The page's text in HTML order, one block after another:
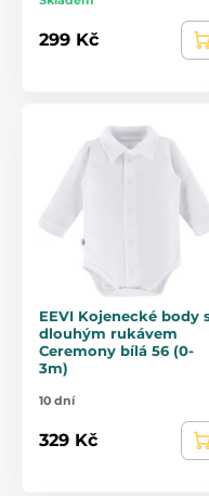
299 Kč
EEVI Kojenecké body
dlouhým rukávem
Ceremony bílá 56 (0-
3m)
10 dní
329 Kč